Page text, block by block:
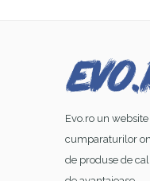
Evo.ro un
cumparaturilor
de produse de
-44%
50